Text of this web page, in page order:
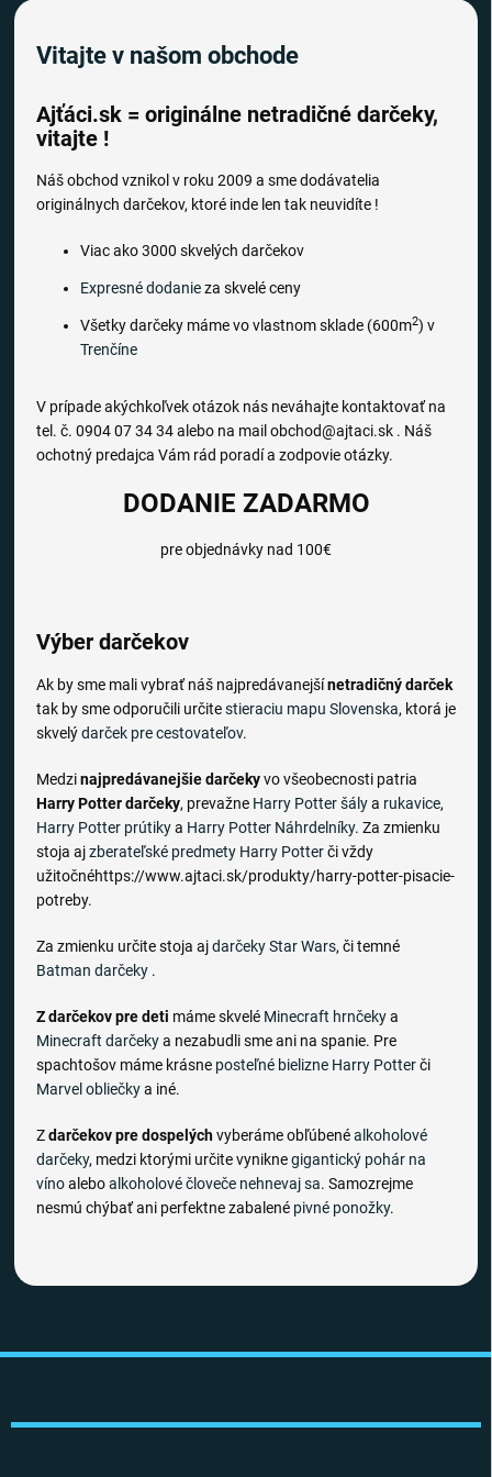
Vitajte v našom obchode
Ajťáci.sk = originálne netradičné darčeky,
vitajte !
Náš obchod vznikol v roku 2009 a sme dodávatelia
originálnych darčekov, ktoré inde len tak neuvidíte !
Viac ako 3000 skvelých darčekov
Expresné dodanieza skvelé ceny
Všetky darčeky máme vo vlastnom sklade (600m2) v
Trenčíne
V prípade akýchkoľvek otázok nás neváhajte kontaktovať na
tel. č. 0904 07 34 34 alebo na mail obchod@ajtaci.sk . Náš
ochotný predajca Vám rád poradí a zodpovie otázky.
DODANIE ZADARMO
pre objednávky nad 100€
Výber darčekov
Ak by sme mali vybrať náš najpredávanejšínetradičný darček
tak by sme odporučili určitestieraciu mapu Slovenska, ktorá je
skvelýdarček pre cestovateľov.
Medzinajpredávanejšie darčekyvo všeobecnosti patria
Harry Potter darčeky, prevažne Harry Potter šálya rukavice,
Harry Potter prútikya Harry Potter Náhrdelníky. Za zmienku
stoja ajzberateľské predmety Harry Potterči vždy
užitočnéhttps://www.ajtaci.sk/produkty/harry-potter-pisacie-
potreby.
Za zmienku určite stoja ajdarčeky Star Wars, či temné
Batman darčeky .
Z darčekov pre deti máme skvelé Minecraft hrnčekya
Minecraft darčekya nezabudli sme ani na spanie. Pre
spachtošov máme krásne posteľné bielizne Harry Potterči
Marvel obliečkya iné.
Zdarčekov pre dospelýchvyberáme obľúbenéalkoholové
darčeky, medzi ktorými určite vyniknegigantický pohár na
vínoaleboalkoholové človeče nehnevaj sa. Samozrejme
nesmú chýbať ani perfektne zabalené pivné ponožky.